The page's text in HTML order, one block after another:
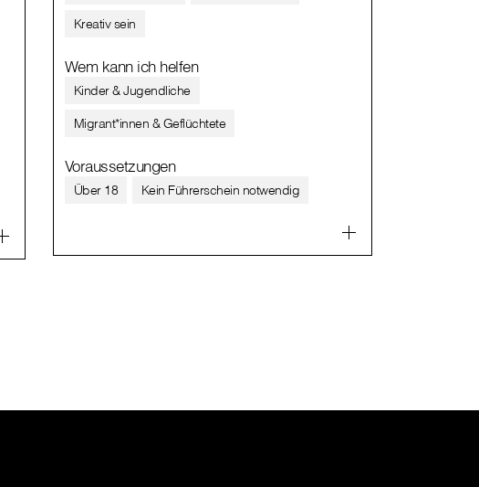
Kreativ sein
Wem kann ich helfen
Kinder & Jugendliche
Migrant*innen & Geflüchtete
Voraussetzungen
Über 18 Kein Führerschein notwendig